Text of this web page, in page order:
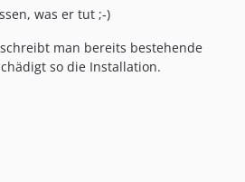
was er tut ;-)
man bereits bestehende
so die Installation.